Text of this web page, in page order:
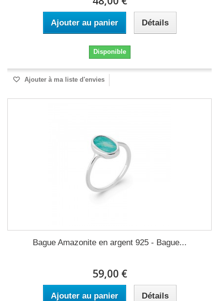
Ajouter au panier Détails
Disponible
Ajouter à ma liste d'envies
Bague Amazonite en argent 925 - Bague...
59,00 €
Ajouter au panier Détails